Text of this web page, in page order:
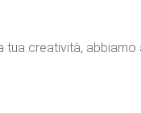
creatività,